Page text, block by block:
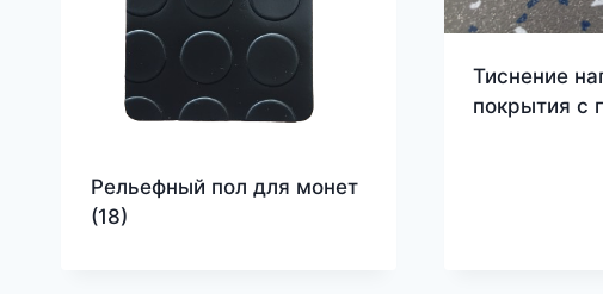
Рельефный пол для монет
(18)
Тиснение
покрытия с